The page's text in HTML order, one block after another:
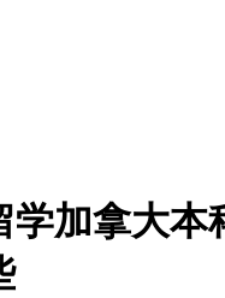
学加拿大本